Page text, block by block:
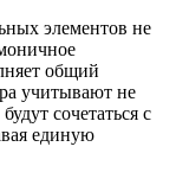
элементов не
общий
учитывают не
сочетаться с
единую